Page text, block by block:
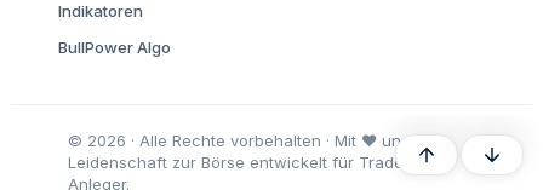
Indikatoren
BullPower Algo
© 2026 · Alle Rechte vorbehalten · Mit ♥ und
Leidenschaft zur Börse entwickelt für Trader und
Anleger.
Oben Unten